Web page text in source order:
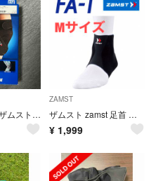
膝サポーター ザムスト RK-1 右M
ZAMST
ザムスト zamst 足首 アキレス腱 サポータ FA-1 Mサイズ
¥ 1,999